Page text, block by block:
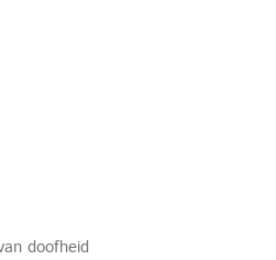
doofheid